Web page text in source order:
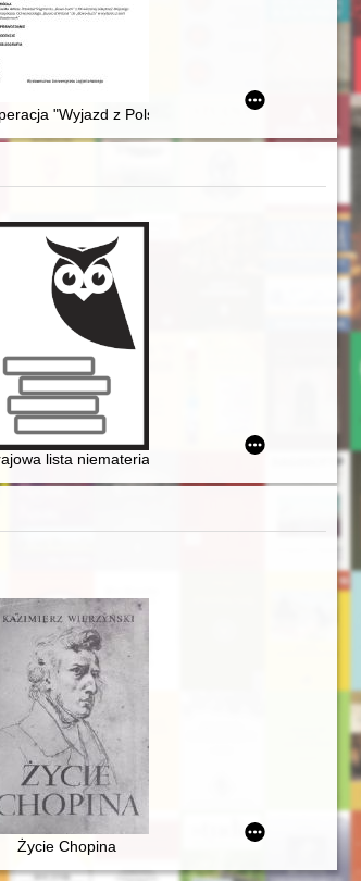
1945)czyli Jak "Facies perturbatae et afflictae
"Wyjazd z Polski" : Katriel Katz i jego
: analiza kartograficzna
(1960-2022) : German art historian
Mazur : szkoła jako instytucja społeczna
lista niematerialnego dziedzictwa
Słowacki, Chopin, Krasiński, Norwid
Życie Chopina